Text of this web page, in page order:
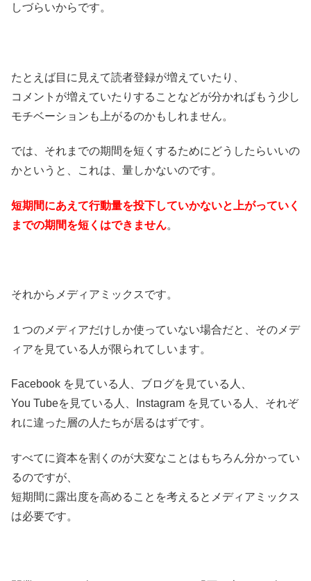
しづらいからです。
たとえば目に見えて読者登録が増えていたり、
コメントが増えていたりすることなどが分かればもう少し
モチベーションも上がるのかもしれません。
では、それまでの期間を短くするためにどうしたらいいの
かというと、これは、量しかないのです。
短期間にあえて行動量を投下していかないと上がっていく
までの期間を短くはできません。
それからメディアミックスです。
１つのメディアだけしか使っていない場合だと、そのメデ
ィアを見ている人が限られてしいます。
Facebook を見ている人、ブログを見ている人、
You Tubeを見ている人、Instagram を見ている人、それぞ
れに違った層の人たちが居るはずです。
すべてに資本を割くのが大変なことはもちろん分かってい
るのですが、
短期間に露出度を高めることを考えるとメディアミックス
は必要です。